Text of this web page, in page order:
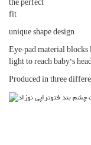
the perfect
fit
unique shape design
Eye-pad material
light to reach baby’s
Produced in three